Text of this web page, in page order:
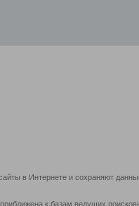
в Интернете и сохраняют
к базам ведущих